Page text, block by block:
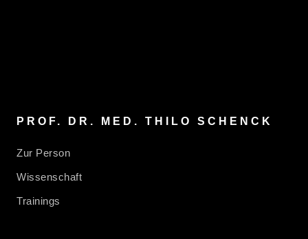
PROF. DR. MED. THILO SCHENCK
Zur Person
Wissenschaft
Trainings